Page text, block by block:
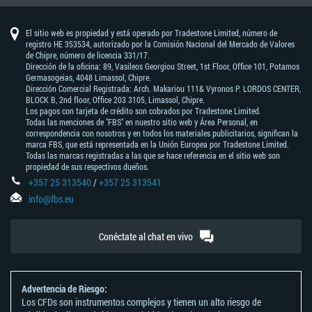
materias
éxito
mercado
7
días
trader
de
dólar
trading
franco
europa
banco
banco
la
reserva
australia
banco
japón
vida
mt4
yen
dólar
rand
mercado
inglaterra
west
intermediate
noticias
debería
tendencias
industrial
dólar
interés
banco
de
china
valores
forex
trading
banco
canadá
forex
agrícolas
El sitio web es propiedad y está operado por Tradestone Limited, número de
registro HE 353534, autorizado por la Comisión Nacional del Mercado de Valores
de Chipre, número de licencia 331/17.
Dirección de la oficina: 89, Vasileos Georgiou Street, 1st Floor, Office 101, Potamos
Germasogeias, 4048 Limassol, Chipre.
Dirección Comercial Registrada: Arch. Makariou 111& Vyronos Р. LORDOS CENTER,
BLOCK В, 2nd floor, Office 203 3105, Limassol, Chipre.
Los pagos con tarjeta de crédito son cobrados por Tradestone Limited.
Todas las menciones de "FBS" en nuestro sitio web y Área Personal, en
correspondencia con nosotros y en todos los materiales publicitarios, significan la
marca FBS, que está representada en la Unión Europea por Tradestone Limited.
Todas las marcas registradas a las que se hace referencia en el sitio web son
propiedad de sus respectivos dueños.
+357 25 313540/+357 25 313541
info@fbs.eu
Conéctate al chat en vivo
Advertencia de Riesgo:
Los CFDs son instrumentos complejos y tienen un alto riesgo de